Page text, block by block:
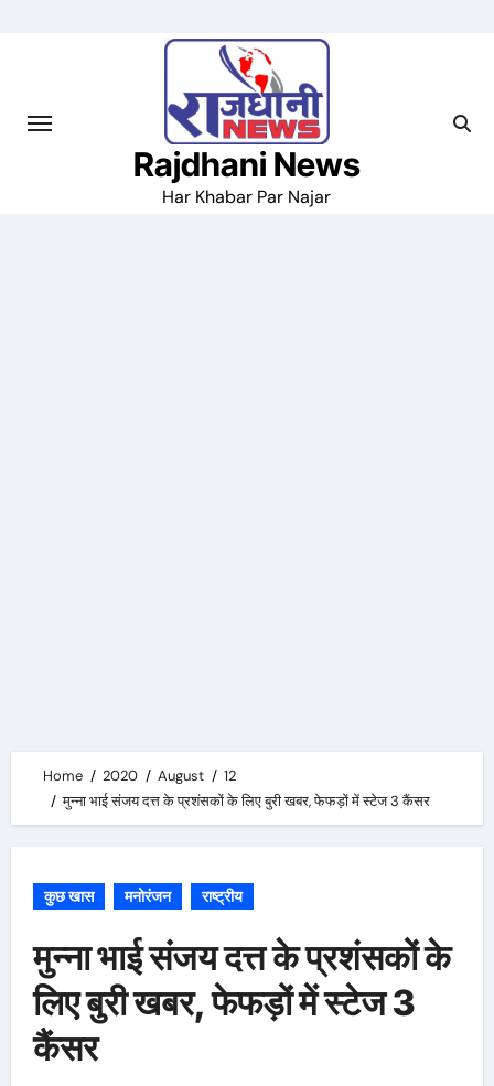
Rajdhani News
Har Khabar Par Najar
Home 2020 August
12
मुन्ना भाई संजय दत्त के प्रशंसकों के लिए बुरी खबर, फेफड़ों में स्टेज 3 कैंसर
कुछ खास मनोरंजन राष्ट्रीय
मुन्ना भाई संजय दत्त के प्रशंसकों के
लिए बुरी खबर, फेफड़ों में स्टेज 3
कैंसर